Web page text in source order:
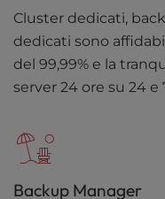
Cluster dedicati,
dedicati sono
del 99,99% e la
server 24 ore su 24 e
Backup Manager